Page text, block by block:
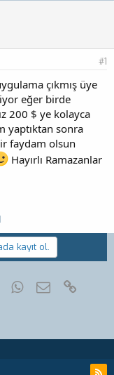
#1
çıkmış üye
eğer birde
200 $ ye kolayca
yaptıktan sonra
faydam olsun
Hayırlı Ramazanlar
kayıt ol.
TumblrWhatsApp
E-posta